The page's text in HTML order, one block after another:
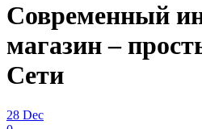
Современный
магазин –
Сети
28 Dec